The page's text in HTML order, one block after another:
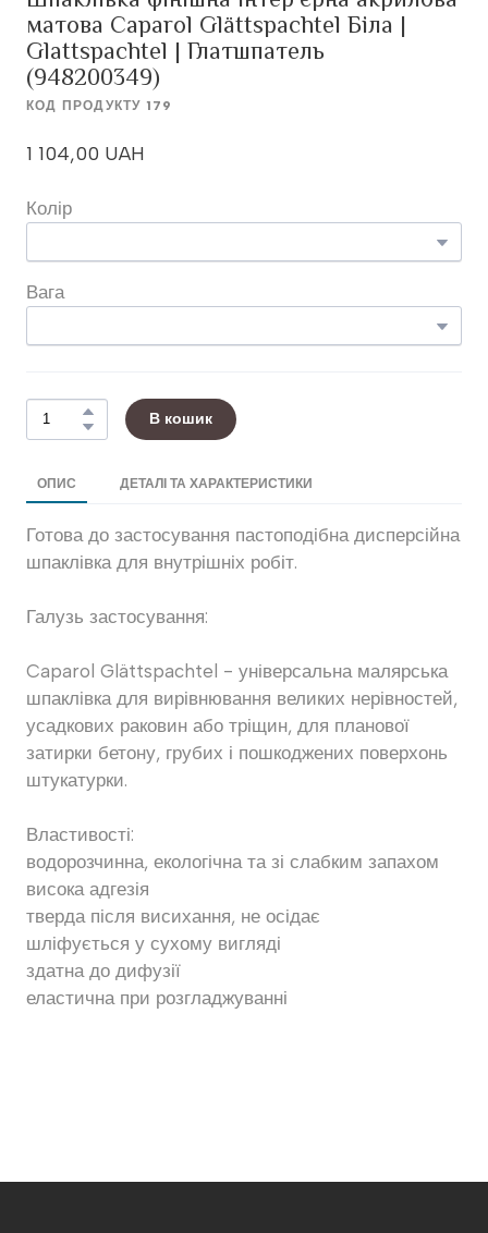
матова Caparol Glättspachtel Біла |
Glattspachtel | Глатшпатель
(948200349)
КОД ПРОДУКТУ 179
1 104,00 UAH
Колір
Вага
В кошик
ОПИС ДЕТАЛІ ТА ХАРАКТЕРИСТИКИ
Готова до застосування пастоподібна дисперсійна
шпаклівка для внутрішніх робіт.
Галузь застосування:
Caparol Glättspachtel - універсальна малярська
шпаклівка для вирівнювання великих нерівностей,
усадкових раковин або тріщин, для планової
затирки бетону, грубих і пошкоджених поверхонь
штукатурки.
Властивості:
водорозчинна, екологічна та зі слабким запахом
висока адгезія
тверда після висихання, не осідає
шліфується у сухому вигляді
здатна до дифузії
еластична при розгладжуванні